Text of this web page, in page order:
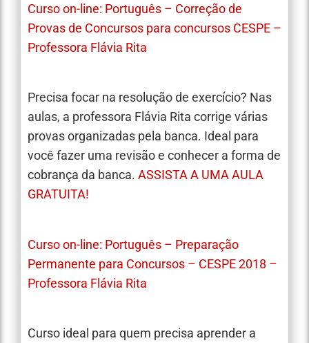
Curso on-line: Português – Correção de
Provas de Concursos para concursos CESPE –
Professora Flávia Rita
Precisa focar na resolução de exercício? Nas
aulas, a professora Flávia Rita corrige várias
provas organizadas pela banca. Ideal para
você fazer uma revisão e conhecer a forma de
cobrança da banca. ASSISTA A UMA AULA
GRATUITA!
Curso on-line: Português – Preparação
Permanente para Concursos – CESPE 2018 –
Professora Flávia Rita
Curso ideal para quem precisa aprender a